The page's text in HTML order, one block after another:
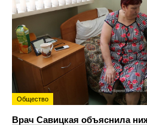
Общество
Врач Савицкая объяснила